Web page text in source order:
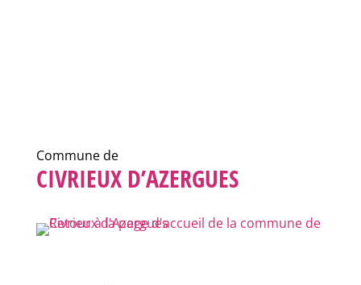
Commune de
CIVRIEUX D’AZERGUES